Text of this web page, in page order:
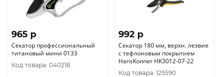
965 p
Секатор профессиональный
титановый мини 0133
Код товара: 040218
992 p
Секатор 180 мм, верхн. лезвие
с тефлоновым покрытием
HansKonner HK3012-07-22
Код товара: 125590